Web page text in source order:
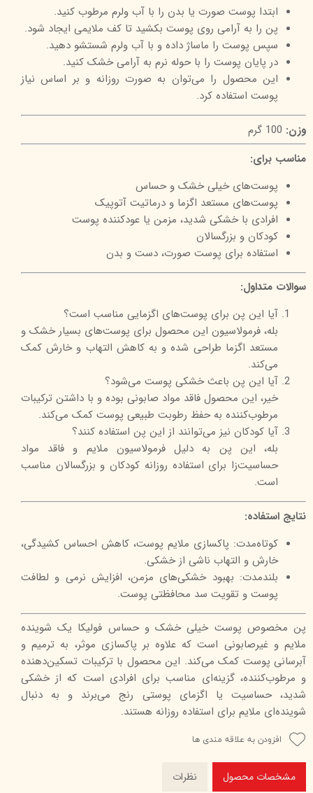
ابتدا پوست صورت یا بدن را با آب ولرم مرطوب کنید.
پن را به آرامی روی پوست بکشید تا کف ملایمی ایجاد شود.
سپس پوست را ماساژ داده و با آب ولرم شستشو دهید.
در پایان پوست را با حوله نرم به آرامی خشک کنید.
این محصول را می‌توان به صورت روزانه و بر اساس نیاز
پوست استفاده کرد.
وزن:
مناسب برای:
پوست‌های خیلی خشک و حساس
پوست‌های مستعد اگزما و درماتیت آتوپیک
افرادی با خشکی شدید، مزمن یا عودکننده پوست
کودکان و بزرگسالان
استفاده برای پوست صورت، دست و بدن
سوالات متداول:
آیا این پن برای پوست‌های اگزمایی مناسب است؟
بله، فرمولاسیون این محصول برای پوست‌های بسیار خشک و
مستعد اگزما طراحی شده و به کاهش التهاب و خارش کمک
می‌کند.
آیا این پن باعث خشکی پوست می‌شود؟
خیر، این محصول فاقد مواد صابونی بوده و با داشتن ترکیبات
مرطوب‌کننده به حفظ رطوبت طبیعی پوست کمک می‌کند.
آیا کودکان نیز می‌توانند از این پن استفاده کنند؟
بله، این پن به دلیل فرمولاسیون ملایم و فاقد مواد
حساسیت‌زا برای استفاده روزانه کودکان و بزرگسالان مناسب
است.
نتایج استفاده:
کوتاه‌مدت: پاکسازی ملایم پوست، کاهش احساس کشیدگی،
خارش و التهاب ناشی از خشکی.
بلندمدت: بهبود خشکی‌های مزمن، افزایش نرمی و لطافت
پوست و تقویت سد محافظتی پوست.
پن مخصوص پوست خیلی خشک و حساس فولیکا یک شوینده
ملایم و غیرصابونی است که علاوه بر پاکسازی موثر، به ترمیم و
آبرسانی پوست کمک می‌کند. این محصول با ترکیبات تسکین‌دهنده
و مرطوب‌کننده، گزینه‌ای مناسب برای افرادی است که از خشکی
شدید، حساسیت یا اگزمای پوستی رنج می‌برند و به دنبال
شوینده‌ای ملایم برای استفاده روزانه هستند.
افزودن به علاقه مندی ها
مشخصات محصول نظرات